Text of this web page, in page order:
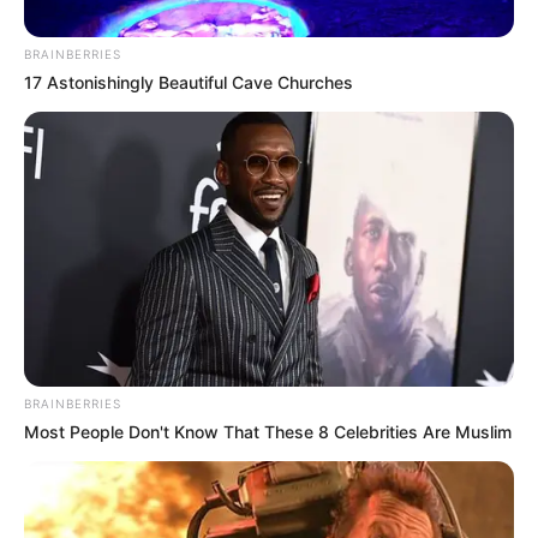
BRAINBERRIES
17 Astonishingly Beautiful Cave Churches
BRAINBERRIES
Most People Don't Know That These 8 Celebrities Are Muslim